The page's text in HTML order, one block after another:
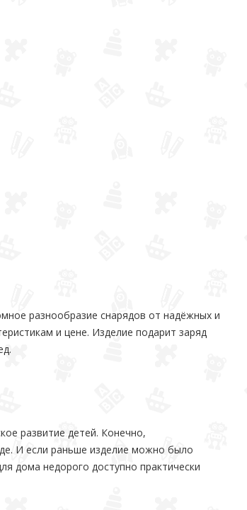
разнообразие снарядов от надёжных и
и цене. Изделие подарит заряд
развитие детей. Конечно,
И если раньше изделие можно было
дома недорого доступно практически